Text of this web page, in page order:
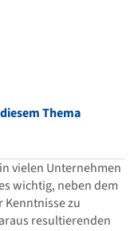
Thema
vielen Unternehmen
wichtig, neben dem
Kenntnisse zu
resultierenden